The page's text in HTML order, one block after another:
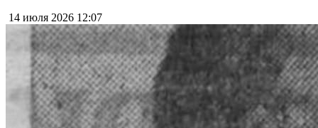
14 июля 2026 12:07